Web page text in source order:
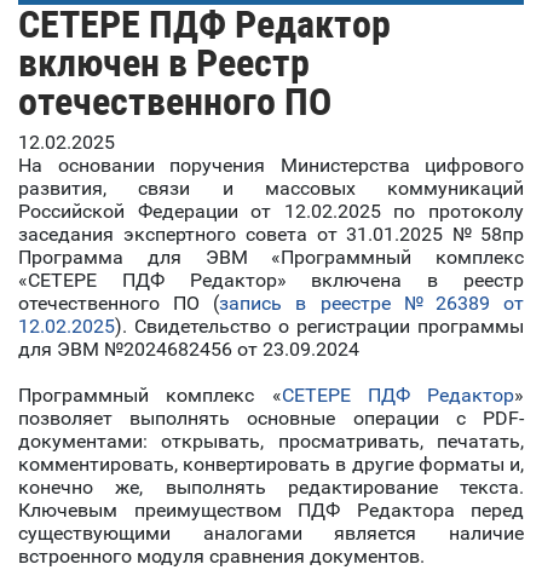
СЕТЕРЕ ПДФ Редактор
включен в Реестр
отечественного ПО
12.02.2025
На основании поручения Министерства цифрового
развития, связи и массовых коммуникаций
Российской Федерации от 12.02.2025 по протоколу
заседания экспертного совета от 31.01.2025 № 58пр
Программа для ЭВМ «Программный комплекс
«СЕТЕРЕ ПДФ Редактор» включена в реестр
отечественного ПО (запись в реестре № 26389 от
12.02.2025). Свидетельство о регистрации программы
для ЭВМ №2024682456 от 23.09.2024
Программный комплекс «СЕТЕРЕ ПДФ Редактор»
позволяет выполнять основные операции с PDF-
документами: открывать, просматривать, печатать,
комментировать, конвертировать в другие форматы и,
конечно же, выполнять редактирование текста.
Ключевым преимуществом ПДФ Редактора перед
существующими аналогами является наличие
встроенного модуля сравнения документов.